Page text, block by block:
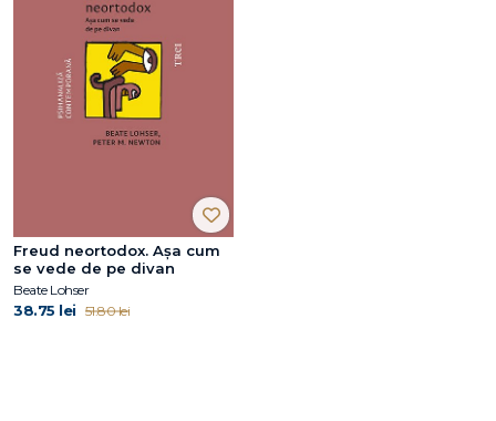
Freud neortodox. Așa cum
se vede de pe divan
Beate Lohser
38.75 lei 51.80 lei